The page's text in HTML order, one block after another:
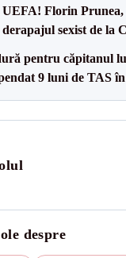
UEFA! Florin Prunea,
sexist de la
pentru căpitanul
9 luni de TAS
despre